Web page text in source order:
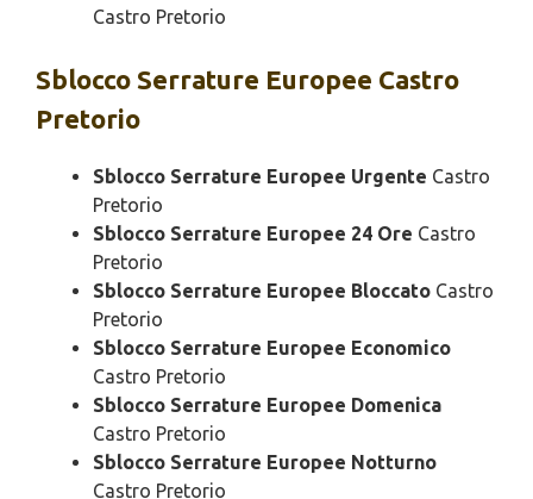
Castro Pretorio
Sblocco Serrature Europee Castro
Pretorio
Sblocco Serrature Europee Urgente Castro
Pretorio
Sblocco Serrature Europee 24 Ore Castro
Pretorio
Sblocco Serrature Europee Bloccato Castro
Pretorio
Sblocco Serrature Europee Economico
Castro Pretorio
Sblocco Serrature Europee Domenica
Castro Pretorio
Sblocco Serrature Europee Notturno
Castro Pretorio